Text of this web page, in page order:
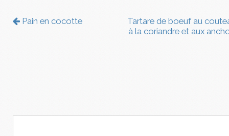
Pain en cocotte
Tartare de boeuf au
à la coriandre et aux